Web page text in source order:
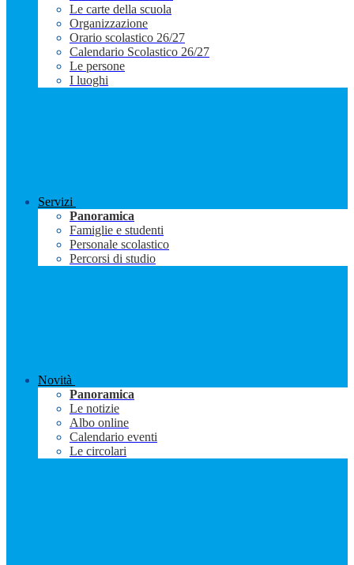
Le carte della scuola
Organizzazione
Orario scolastico 26/27
Calendario Scolastico 26/27
Le persone
I luoghi
Servizi
Panoramica
Famiglie e studenti
Personale scolastico
Percorsi di studio
Novità
Panoramica
Le notizie
Albo online
Calendario eventi
Le circolari